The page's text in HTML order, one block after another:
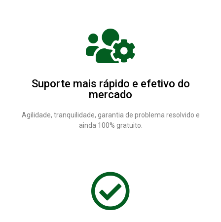
Suporte mais rápido e efetivo do
mercado
Agilidade, tranquilidade, garantia de problema resolvido e
ainda 100% gratuito.